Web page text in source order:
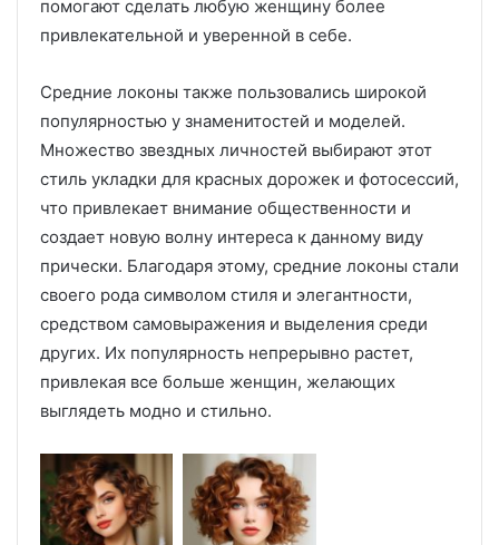
помогают сделать любую женщину более
привлекательной и уверенной в себе.
Средние локоны также пользовались широкой
популярностью у знаменитостей и моделей.
Множество звездных личностей выбирают этот
стиль укладки для красных дорожек и фотосессий,
что привлекает внимание общественности и
создает новую волну интереса к данному виду
прически. Благодаря этому, средние локоны стали
своего рода символом стиля и элегантности,
средством самовыражения и выделения среди
других. Их популярность непрерывно растет,
привлекая все больше женщин, желающих
выглядеть модно и стильно.